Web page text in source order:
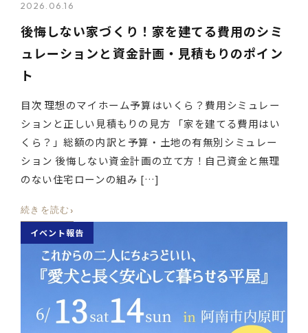
2026.06.16
後悔しない家づくり！家を建てる費用のシミ
ュレーションと資金計画・見積もりのポイン
ト
目次 理想のマイホーム予算はいくら？費用シミュレー
ションと正しい見積もりの見方 「家を建てる費用はい
くら？」総額の内訳と予算・土地の有無別シミュレー
ション 後悔しない資金計画の立て方！自己資金と無理
のない住宅ローンの組み […]
続きを読む ›
イベント報告